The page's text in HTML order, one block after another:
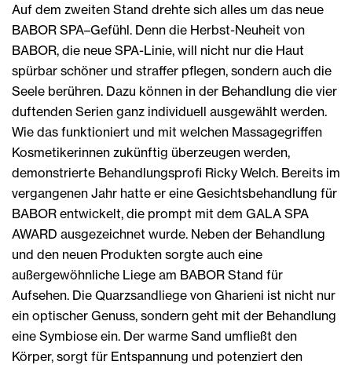
Auf dem zweiten Stand drehte sich alles um das neue
BABOR SPA–Gefühl. Denn die Herbst-Neuheit von
BABOR, die neue SPA-Linie, will nicht nur die Haut
spürbar schöner und straffer pflegen, sondern auch die
Seele berühren. Dazu können in der Behandlung die vier
duftenden Serien ganz individuell ausgewählt werden.
Wie das funktioniert und mit welchen Massagegriffen
Kosmetikerinnen zukünftig überzeugen werden,
demonstrierte Behandlungsprofi Ricky Welch. Bereits im
vergangenen Jahr hatte er eine Gesichtsbehandlung für
BABOR entwickelt, die prompt mit dem GALA SPA
AWARD ausgezeichnet wurde. Neben der Behandlung
und den neuen Produkten sorgte auch eine
außergewöhnliche Liege am BABOR Stand für
Aufsehen. Die Quarzsandliege von Gharieni ist nicht nur
ein optischer Genuss, sondern geht mit der Behandlung
eine Symbiose ein. Der warme Sand umfließt den
Körper, sorgt für Entspannung und potenziert den